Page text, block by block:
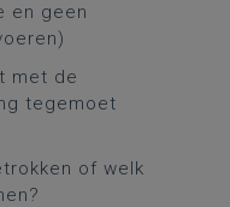
en geen
met de
tegemoet
of welk